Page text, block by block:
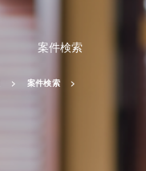
案件検索
案件検索